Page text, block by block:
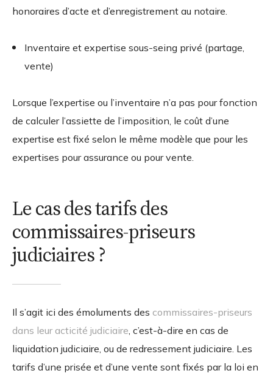
honoraires d’acte et d’enregistrement au notaire.
Inventaire et expertise sous-seing privé (partage,
vente)
Lorsque l’expertise ou l’inventaire n’a pas pour fonction
de calculer l’assiette de l’imposition, le coût d’une
expertise est fixé selon le même modèle que pour les
expertises pour assurance ou pour vente.
Le cas des tarifs des
commissaires-priseurs
judiciaires ?
Il s’agit ici des émoluments des commissaires-priseurs
dans leur acticité judiciaire, c’est-à-dire en cas de
liquidation judiciaire, ou de redressement judiciaire. Les
tarifs d’une prisée et d’une vente sont fixés par la loi en